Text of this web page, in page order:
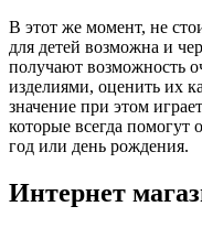
В этот же момент, не
для детей возможна и
получают возможность
изделиями, оценить их
значение при этом
которые всегда помогут
год или день рождения.
Интернет